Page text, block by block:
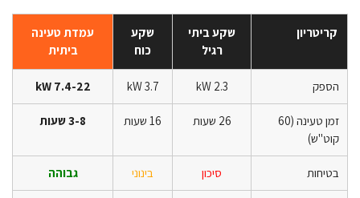
קריטריון
שקע ביתי
רגיל
שקע
כוח
עמדת טעינה
ביתית
הספק 2.3 kW
3.7 kW
7.4-22 kW
זמן טעינה (60
קוט"ש)
26 שעות 16 שעות 3-8 שעות
בטיחות סיכון בינוני גבוהה